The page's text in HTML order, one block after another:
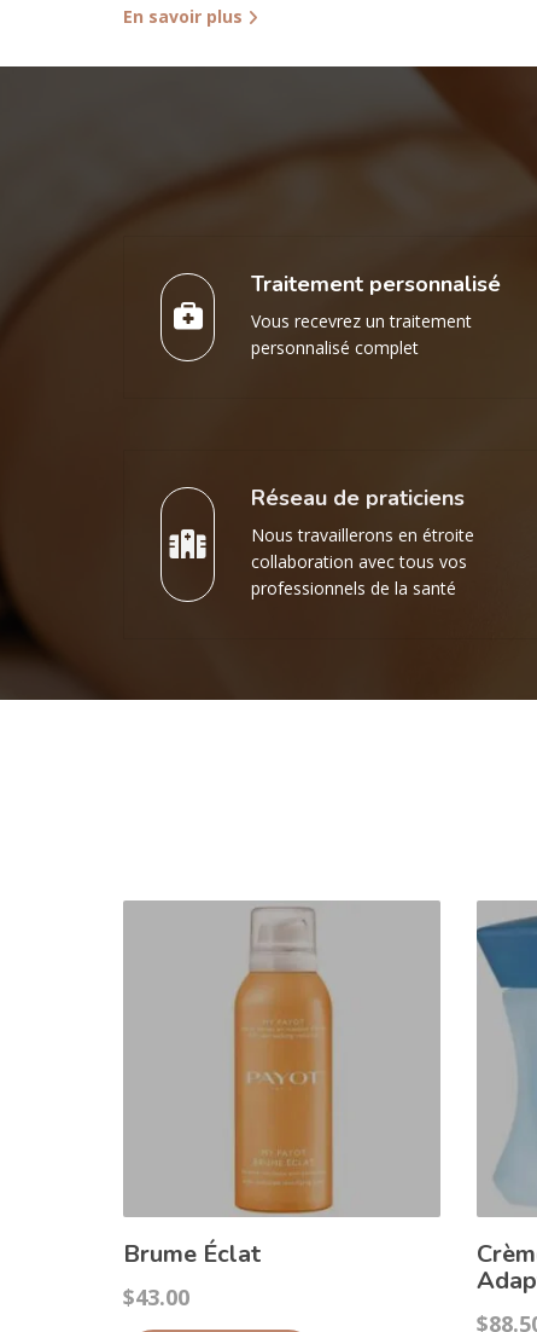
En savoir plus
Traitement personnalisé
Vous recevrez un traitement
personnalisé complet
Réseau de praticiens
Nous travaillerons en étroite
collaboration avec tous vos
professionnels de la santé
Brume Éclat
$43.00
$